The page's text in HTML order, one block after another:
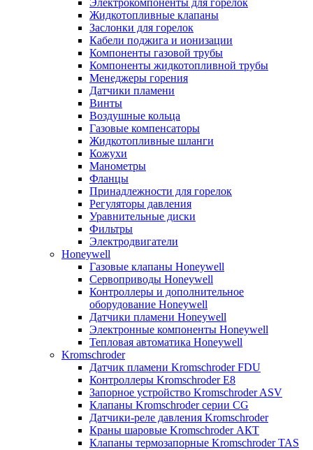
Электрокомпоненты для горелок
Жидкотопливные клапаны
Заслонки для горелок
Кабели поджига и ионизации
Компоненты газовой трубы
Компоненты жидкотопливной трубы
Менеджеры горения
Датчики пламени
Винты
Воздушные кольца
Газовые компенсаторы
Жидкотопливные шланги
Кожухи
Манометры
Фланцы
Принадлежности для горелок
Регуляторы давления
Уравнительные диски
Фильтры
Электродвигатели
Honeywell
Газовые клапаны Honeywell
Сервоприводы Honeywell
Контроллеры и дополнительное
оборудование Honeywell
Датчики пламени Honeywell
Электронные компоненты Honeywell
Тепловая автоматика Honeywell
Kromschroder
Датчик пламени Kromschroder FDU
Контроллеры Kromschroder E8
Запорное устройство Kromschroder ASV
Клапаны Kromschroder серии CG
Датчики-реле давления Kromschroder
Краны шаровые Kromschroder АКТ
Клапаны термозапорные Kromschroder TAS